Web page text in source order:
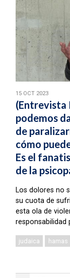
15 OCT 2023
(Entrevista
podemos
de
cómo
Es el
de la
Los dolores no
su cuota de
esta ola de
responsabilidad
judaica hamas